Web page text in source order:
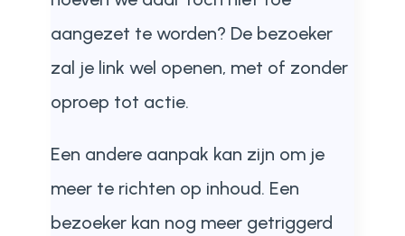
aangezet te worden? De bezoeker
zal je link wel openen, met of zonder
oproep tot actie.
Een andere aanpak kan zijn om je
meer te richten op inhoud. Een
bezoeker kan nog meer getriggerd